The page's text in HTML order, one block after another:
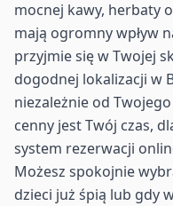
mocnej kawy, herbaty
mają ogromny wpływ
przyjmie się w Twojej
dogodnej lokalizacji w
niezależnie od
cenny jest Twój czas,
system rezerwacji
Możesz spokojnie
dzieci już śpią lub gdy